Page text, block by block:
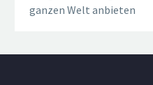
ganzen Welt anbieten